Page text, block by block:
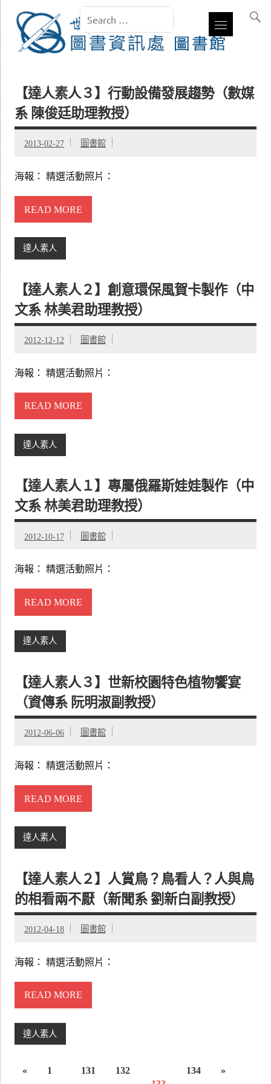
【達人素人３】行動設備發展趨勢（數媒
系 陳俊廷助理教授）
2013-02-27 圖書館
海報： 精選活動照片：
READ MORE
達人素人
【達人素人２】創意環保風賀卡製作（中
文系 林美君助理教授）
2012-12-12 圖書館
海報： 精選活動照片：
READ MORE
達人素人
【達人素人１】專屬俄羅斯娃娃製作（中
文系 林美君助理教授）
2012-10-17 圖書館
海報： 精選活動照片：
READ MORE
達人素人
【達人素人３】世新校園特色植物饗宴
（資傳系 阮明淑副教授）
2012-06-06 圖書館
海報： 精選活動照片：
READ MORE
達人素人
【達人素人２】人賞鳥？鳥看人？人與鳥
的相看兩不厭（新聞系 劉新白副教授）
2012-04-18 圖書館
海報： 精選活動照片：
READ MORE
達人素人
«
1
131
132
134 »